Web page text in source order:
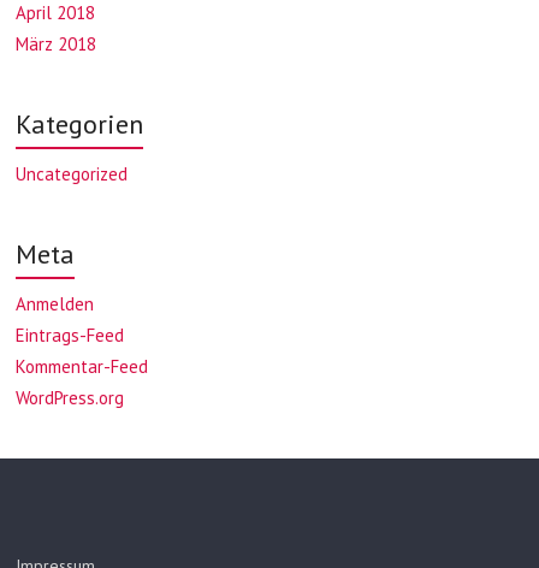
April 2018
März 2018
Kategorien
Uncategorized
Meta
Anmelden
Eintrags-Feed
Kommentar-Feed
WordPress.org